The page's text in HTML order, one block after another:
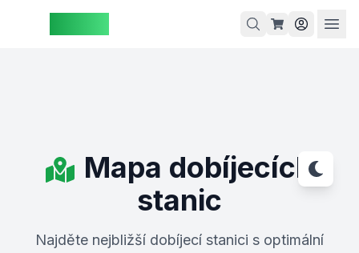
prázdný
Mapa dobíjecích
stanic
Najděte nejbližší dobíjecí stanici s optimální